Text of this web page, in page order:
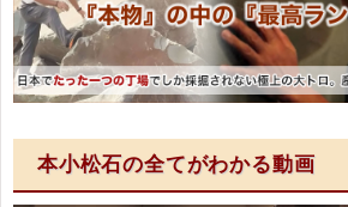
本小松石の全てがわかる動画